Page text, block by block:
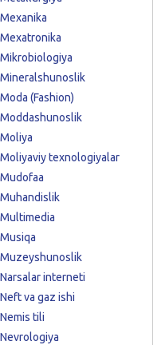
Mexanika
Mexatronika
Mikrobiologiya
Mineralshunoslik
Moda (Fashion)
Moddashunoslik
Moliya
Moliyaviy texnologiyalar
Mudofaa
Muhandislik
Multimedia
Musiqa
Muzeyshunoslik
Narsalar interneti
Neft va gaz ishi
Nemis tili
Nevrologiya